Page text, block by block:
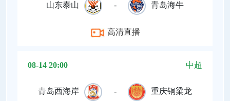
山东泰山 - 青岛海牛
高清直播
08-14 20:00 中超
青岛西海岸 - 重庆铜梁龙